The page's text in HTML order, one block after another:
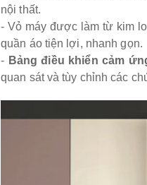
nội thất.
- Vỏ máy được làm từ kim
quần áo tiện lợi, nhanh gọn.
- Bảng điều khiển cảm
quan sát và tùy chỉnh các